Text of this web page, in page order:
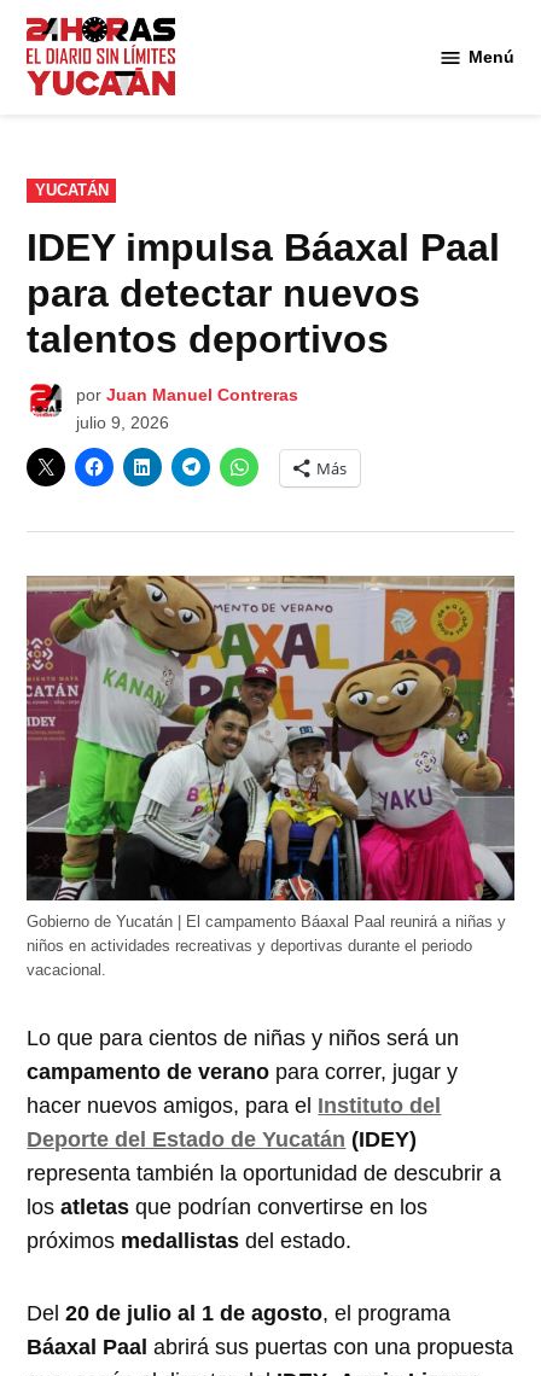
Saltar
contenido
Menú
PUBLICADO
EN
YUCATÁN
IDEY impulsa Báaxal Paal
para detectar nuevos
talentos deportivos
por Juan Manuel Contreras
julio 9, 2026
Más
Gobierno de Yucatán | El campamento Báaxal Paal reunirá a niñas y
niños en actividades recreativas y deportivas durante el periodo
vacacional.
Lo que para cientos de niñas y niños será un
campamento de verano para correr, jugar y
hacer nuevos amigos, para el Instituto del
Deporte del Estado de Yucatán (IDEY)
representa también la oportunidad de descubrir a
losatletas que podrían convertirse en los
próximos medallistas del estado.
Del20 de julio al 1 de agosto, el programa
Báaxal Paal abrirá sus puertas con una propuesta